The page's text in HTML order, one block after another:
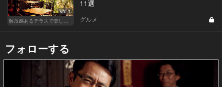
Vol.1
解放感あるテラスで楽しく飲める東京の人気店
11選
グルメ
フォローする